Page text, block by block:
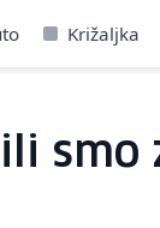
Križaljka
smo